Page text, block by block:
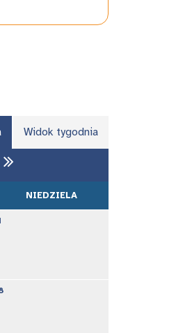
Widok tygodnia
NIEDZIELA